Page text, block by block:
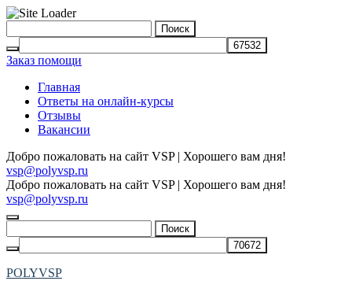
to
content
Заказ помощи
Главная
Ответы на онлайн-курсы
Отзывы
Вакансии
Добро пожаловать на сайт VSP | Хорошего вам дня!
vsp@polyvsp.ru
Добро пожаловать на сайт VSP | Хорошего вам дня!
vsp@polyvsp.ru
POLYVSP